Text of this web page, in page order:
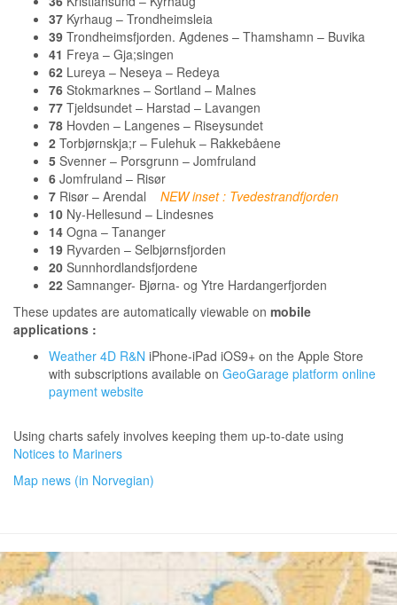
37 Kyrhaug – Trondheimsleia
39 Trondheimsfjorden. Agdenes – Thamshamn – Buvika
41 Freya – Gja;singen
62 Lureya – Neseya – Redeya
76 Stokmarknes – Sortland – Malnes
77 Tjeldsundet – Harstad – Lavangen
78 Hovden – Langenes – Riseysundet
2 Torbjørnskja;r – Fulehuk – Rakkebåene
5 Svenner – Porsgrunn – Jomfruland
6 Jomfruland – Risør
7 Risør – Arendal NEW inset : Tvedestrandfjorden
10 Ny-Hellesund – Lindesnes
14 Ogna – Tananger
19 Ryvarden – Selbjørnsfjorden
20 Sunnhordlandsfjordene
22 Samnanger- Bjørna- og Ytre Hardangerfjorden
These updates are automatically viewable on mobile
applications :
Weather 4D R&N iPhone-iPad iOS9+ on the Apple Store
with subscriptions available on GeoGarage platform online
payment website
Using charts safely involves keeping them up-to-date using
Notices to Mariners
Map news (in Norvegian)